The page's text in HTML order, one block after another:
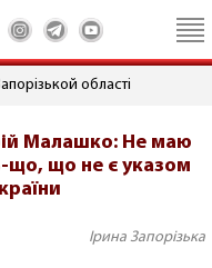
області
Малашко: Не маю
що, що не є указом
Ірина Запорізька